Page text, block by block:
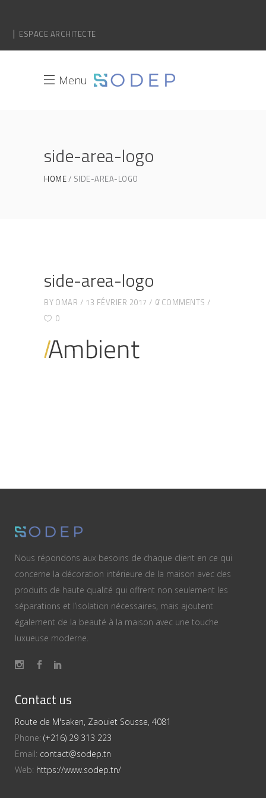
ESPACE ARCHITECTE
Menu
side-area-logo
HOME SIDE-AREA-LOGO
side-area-logo
BY OMAR 13 FÉVRIER 2017
0 COMMENTS
0
Nous répondons aux besoins de chaque client en ce qui
concerne la décoration intérieure de la maison avec des
produits de haute qualité qui offrent non seulement les
séparations et l’isolation nécessaires, mais ajoutent
également de la beauté à la maison avec une touche
luxueuse moderne.
Contact us
Route de M'saken, Zaouiet Sousse, 4081
Phone: (+216) 29 313 223
Email: contact@sodep.tn
Web: https://www.sodep.tn/